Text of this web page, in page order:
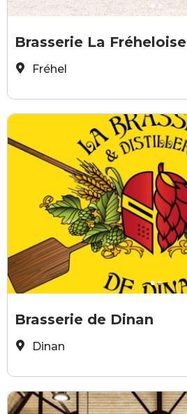
La Fréhéloise
Brasserie La Fréheloise
Fréhel
brasserie de dinan
Brasserie de Dinan
Dinan